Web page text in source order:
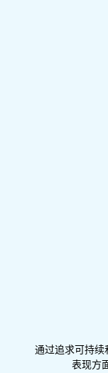
通过追求可持续
表现方